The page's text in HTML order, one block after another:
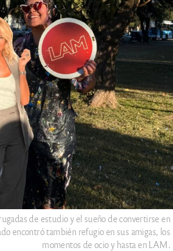
de estudio y el sueño de convertirse en
encontró también refugio en sus amigas, los
momentos de ocio y hasta en LAM.